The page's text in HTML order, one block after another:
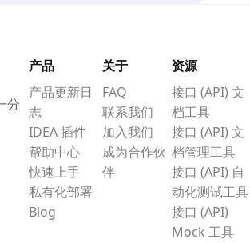
分
产品
产品更新日
志
IDEA 插件
帮助中心
快速上手
私有化部署
Blog
关于
FAQ
联系我们
加入我们
成为合作伙
伴
资源
接口 (API) 文
档工具
接口 (API) 文
档管理工具
接口 (API) 自
动化测试工具
接口 (API)
Mock 工具